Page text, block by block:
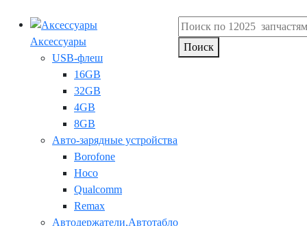
Аксессуары
USB-флеш
16GB
32GB
4GB
8GB
Авто-зарядные устройства
Borofone
Hoco
Qualcomm
Remax
Автодержатели,Автотабло
Поиск